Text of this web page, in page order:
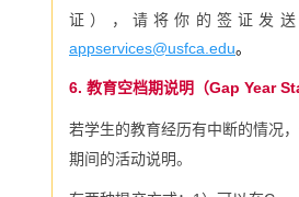
证），请将你的签证发
appservices@usfca.edu。
6. 教育空档期说明（Gap Year
若学生的教育经历有中断的情况
期间的活动说明。